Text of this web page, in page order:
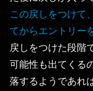
この戻しをつけて
てからエントリー
戻しをつけた段階
可能性も出てくる
落するようであれ